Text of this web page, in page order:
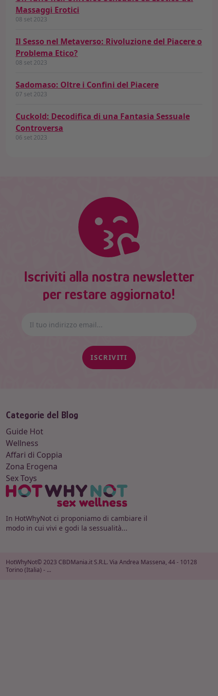
Massaggi Erotici
08 set 2023
Il Sesso nel Metaverso: Rivoluzione del Piacere o
Problema Etico?
08 set 2023
Sadomaso: Oltre i Confini del Piacere
07 set 2023
Cuckold: Decodifica di una Fantasia Sessuale
Controversa
06 set 2023
Iscriviti alla nostra newsletter
per restare aggiornato!
ISCRIVITI
In HotWhyNot ci proponiamo di cambiare il
modo in cui vivi e godi la sessualità...
Categorie del Blog
Guide Hot
Wellness
Affari di Coppia
Zona Erogena
Sex Toys
HotWhyNot© 2023 CBDMania.it S.R.L. Via Andrea Massena, 44 - 10128
Torino (Italia) - ...